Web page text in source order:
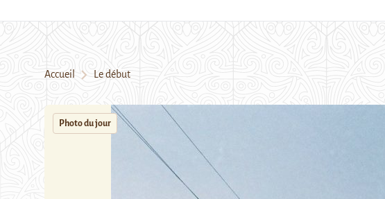
Accueil Le début
Photo du jour